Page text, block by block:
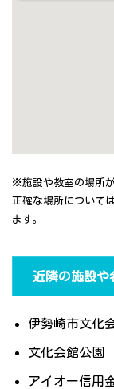
※施設や教室の場所
正確な場所について
ます。
近隣の施設や
伊勢崎市文化
文化会館公園
アイオー信用